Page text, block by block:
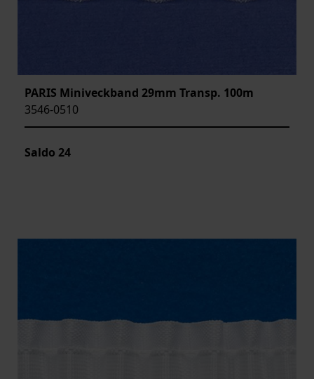
PARIS Miniveckband 29mm Transp. 100m
3546-0510
Saldo 24